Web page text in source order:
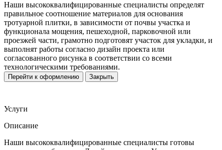
Наши высококвалифицированные специалисты определят
правильное соотношение материалов для основания
тротуарной плитки, в зависимости от почвы участка и
функционала мощения, пешеходной, парковочной или
проезжей части, грамотно подготовят участок для укладки, и
выполнят работы согласно дизайн проекта или
согласованного рисунка в соответствии со всеми
технологическими требованиями.
Перейти к оформлению Закрыть
Услуги
Описание
Наши высококвалифицированные специалисты готовы